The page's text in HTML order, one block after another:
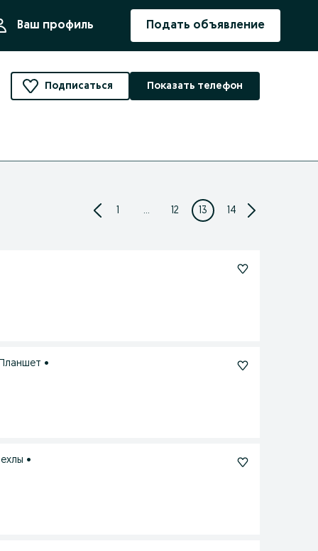
Ваш профиль Подать объявление
Подписаться Показать телефон
1 ... 12 13 14
•
•